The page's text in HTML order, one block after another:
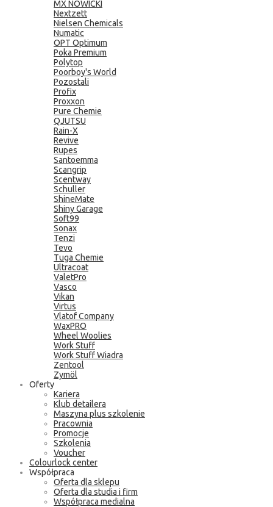
MX NOWICKI
Nextzett
Nielsen Chemicals
Numatic
OPT Optimum
Poka Premium
Polytop
Poorboy's World
Pozostali
Profix
Proxxon
Pure Chemie
QJUTSU
Rain-X
Revive
Rupes
Santoemma
Scangrip
Scentway
Schuller
ShineMate
Shiny Garage
Soft99
Sonax
Tenzi
Tevo
Tuga Chemie
Ultracoat
ValetPro
Vasco
Vikan
Virtus
Vlatof Company
WaxPRO
Wheel Woolies
Work Stuff
Work Stuff Wiadra
Zentool
Zymöl
Oferty
Kariera
Klub detailera
Maszyna plus szkolenie
Pracownia
Promocje
Szkolenia
Voucher
Colourlock center
Współpraca
Oferta dla sklepu
Oferta dla studia i firm
Współpraca medialna